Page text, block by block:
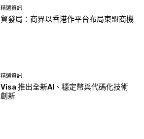
精選資訊
貿發局：商界以香港作平台布局東盟商機
精選資訊
Visa 推出全新AI、穩定幣與代碼化技術
創新